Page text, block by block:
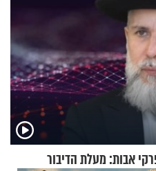
אבות: מעלת הדיבור